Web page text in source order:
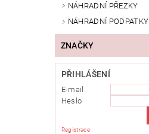
NÁHRADNÍ PŘEZKY
NÁHRADNÍ PODPATKY
ZNAČKY
PŘIHLÁŠENÍ
E-mail
Heslo
Registrace